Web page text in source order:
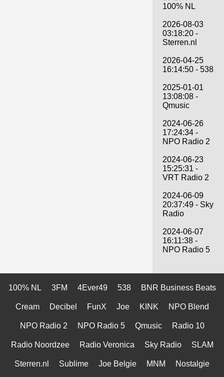
100% NL
2026-08-03
03:18:20 -
Sterren.nl
2026-04-25
16:14:50 - 538
2025-01-01
13:08:08 -
Qmusic
2024-06-26
17:24:34 -
NPO Radio 2
2024-06-23
15:25:31 -
VRT Radio 2
2024-06-09
20:37:49 - Sky
Radio
2024-06-07
16:11:38 -
NPO Radio 5
100% NL 3FM 4Ever49 538 BNR Business Beats
Cream Decibel FunX Joe KINK NPO Blend
NPO Radio 2 NPO Radio 5 Qmusic Radio 10
Radio Noordzee Radio Veronica Sky Radio SLAM
Sterren.nl Sublime Joe Belgie MNM Nostalgie